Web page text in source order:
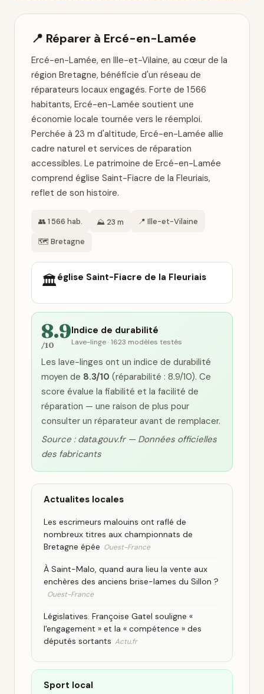
📍 Réparer à Ercé-en-Lamée
Ercé-en-Lamée, en Ille-et-Vilaine, au cœur de la
région Bretagne, bénéficie d'un réseau de
réparateurs locaux engagés. Forte de 1 566
habitants, Ercé-en-Lamée soutient une
économie locale tournée vers le réemploi.
Perchée à 23 m d'altitude, Ercé-en-Lamée allie
cadre naturel et services de réparation
accessibles. Le patrimoine de Ercé-en-Lamée
comprend église Saint-Fiacre de la Fleuriais,
reflet de son histoire.
👥 1 566 hab. ⛰️ 23 m 📍 Ille-et-Vilaine
🗺️ Bretagne
🏛️église Saint-Fiacre de la Fleuriais
8.9
/10
Indice de durabilité
Lave-linge · 1623 modèles testés
Les lave-linges ont un indice de durabilité
moyen de 8.3/10 (réparabilité : 8.9/10). Ce
score évalue la fiabilité et la facilité de
réparation — une raison de plus pour
consulter un réparateur avant de remplacer.
Source : data.gouv.fr — Données officielles
des fabricants
Actualites locales
Les escrimeurs malouins ont raflé de
nombreux titres aux championnats de
Bretagne épée Ouest-France
À Saint-Malo, quand aura lieu la vente aux
enchères des anciens brise-lames du Sillon ?
Ouest-France
Législatives. Françoise Gatel souligne «
l'engagement » et la « compétence » des
députés sortants Actu.fr
Sport local